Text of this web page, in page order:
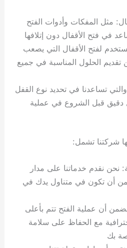
مثل المفكات وأدوات الفتح
في فتح الأقفال دون إتلافها
لفتح الأقفال التي يصعب
تقديم الحلول المناسبة في جميع
تساعدنا في تحديد نوع القفل
قبل الشروع في عملية
شركتنا تشمل:
نحن نقدم خدماتنا على مدار
أن تكون في متناول يدك في
أن عملية الفتح تتم بأعلى
مع الحفاظ على سلامة
بك